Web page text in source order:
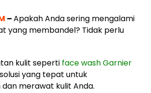
–Apakah Anda sering mengalami
yang membandel? Tidak perlu
kulit seperti face wash Garnier
yang tepat untuk
merawat kulit Anda.